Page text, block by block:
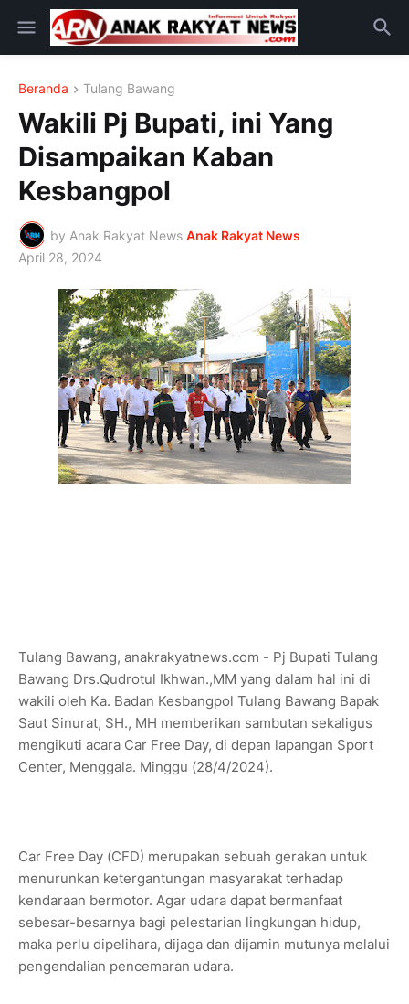
Beranda Tulang Bawang
Wakili Pj Bupati, ini Yang
Disampaikan Kaban
Kesbangpol
by Anak Rakyat News Anak Rakyat News
April 28, 2024
Tulang Bawang, anakrakyatnews.com - Pj Bupati Tulang
Bawang Drs.Qudrotul Ikhwan.,MM yang dalam hal ini di
wakili oleh Ka. Badan Kesbangpol Tulang Bawang Bapak
Saut Sinurat, SH., MH memberikan sambutan sekaligus
mengikuti acara Car Free Day, di depan lapangan Sport
Center, Menggala. Minggu (28/4/2024).
Car Free Day (CFD) merupakan sebuah gerakan untuk
menurunkan ketergantungan masyarakat terhadap
kendaraan bermotor. Agar udara dapat bermanfaat
sebesar-besarnya bagi pelestarian lingkungan hidup,
maka perlu dipelihara, dijaga dan dijamin mutunya melalui
pengendalian pencemaran udara.